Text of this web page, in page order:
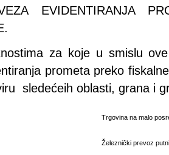
EVIDENTIRANJA
za koje u smislu
prometa preko
sledećeih oblasti, grana i
Trgovina na malo
Železnički prevoz